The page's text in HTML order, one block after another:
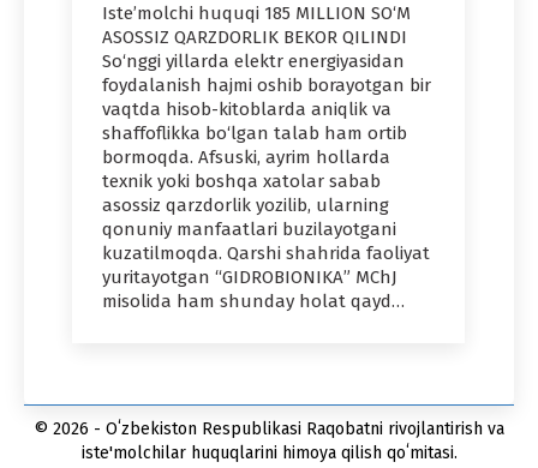
Iste’molchi huquqi 185 MILLION SO‘M
ASOSSIZ QARZDORLIK BEKOR QILINDI
So‘nggi yillarda elektr energiyasidan
foydalanish hajmi oshib borayotgan bir
vaqtda hisob-kitoblarda aniqlik va
shaffoflikka bo‘lgan talab ham ortib
bor­moqda. Afsuski, ayrim hol­larda
texnik yoki boshqa xato­lar sabab
asossiz qarzdor­lik yozilib, ularning
qonuniy man­faatlari buzilayotgani
kuzatilmoqda. Qarshi shah­rida faoliyat
yuritayotgan “GID­RO­BI­ONIKA” MChJ
misolida ham shunday holat qayd…
© 2026 - Oʻzbekiston Respublikasi Raqobatni rivojlantirish va
iste'molchilar huquqlarini himoya qilish qoʻmitasi.